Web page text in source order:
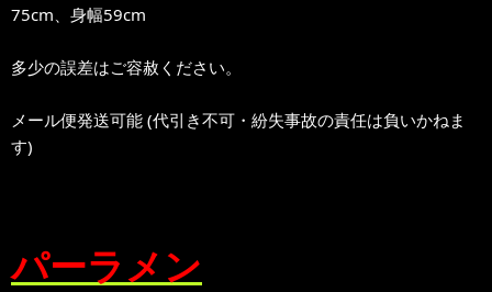
75cm、身幅59cm
多少の誤差はご容赦ください。
メール便発送可能 (代引き不可・紛失事故の責任は負いかねま
す)
パーラメン